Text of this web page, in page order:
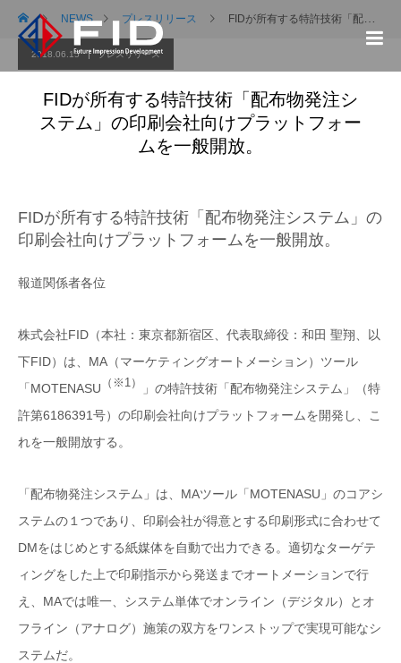
NEWS プレスリリース FIDが所有する特許技術「配布物発注システム」の印刷会社向けプラットフォームを一般開放。
2018.06.15 プレスリリース
FIDが所有する特許技術「配布物発注シ
ステム」の印刷会社向けプラットフォー
ムを一般開放。
FIDが所有する特許技術「配布物発注システム」の
印刷会社向けプラットフォームを一般開放。
報道関係者各位
株式会社FID（本社：東京都新宿区、代表取締役：和田 聖翔、以
下FID）は、MA（マーケティングオートメーション）ツール
「MOTENASU （※1）
」の特許技術「配布物発注システム」（特
許第6186391号）の印刷会社向けプラットフォームを開発し、こ
れを一般開放する。
「配布物発注システム」は、MAツール「MOTENASU」のコアシ
ステムの１つであり、印刷会社が得意とする印刷形式に合わせて
DMをはじめとする紙媒体を自動で出力できる。適切なターゲテ
ィングをした上で印刷指示から発送までオートメーションで行
え、MAでは唯一、システム単体でオンライン（デジタル）とオ
フライン（アナログ）施策の双方をワンストップで実現可能なシ
ステムだ。